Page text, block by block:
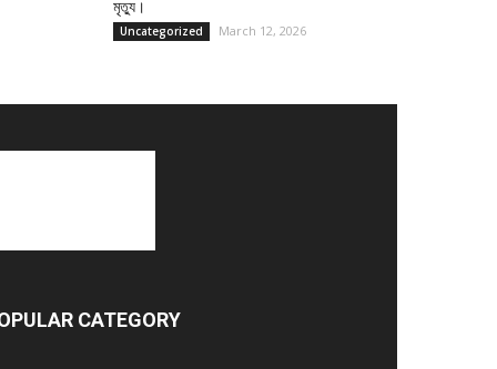
মৃত্যু।
Uncategorized March 12, 2026
CATEGORY